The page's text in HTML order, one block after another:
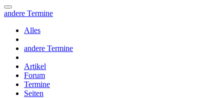
andere Termine
Alles
andere Termine
Artikel
Forum
Termine
Seiten